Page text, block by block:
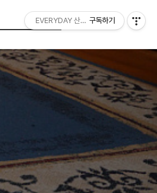
EVERYDAY 산들랜드구독하기